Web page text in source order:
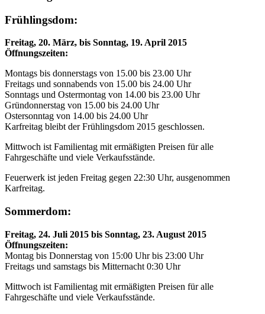
Frühlingsdom:
Freitag, 20. März, bis Sonntag, 19. April 2015
Öffnungszeiten:
Montags bis donnerstags von 15.00 bis 23.00 Uhr
Freitags und sonnabends von 15.00 bis 24.00 Uhr
Sonntags und Ostermontag von 14.00 bis 23.00 Uhr
Gründonnerstag von 15.00 bis 24.00 Uhr
Ostersonntag von 14.00 bis 24.00 Uhr
Karfreitag bleibt der Frühlingsdom 2015 geschlossen.
Mittwoch ist Familientag mit ermäßigten Preisen für alle
Fahrgeschäfte und viele Verkaufsstände.
Feuerwerk ist jeden Freitag gegen 22:30 Uhr, ausgenommen
Karfreitag.
Sommerdom:
Freitag, 24. Juli 2015 bis Sonntag, 23. August 2015
Öffnungszeiten:
Montag bis Donnerstag von 15:00 Uhr bis 23:00 Uhr
Freitags und samstags bis Mitternacht 0:30 Uhr
Mittwoch ist Familientag mit ermäßigten Preisen für alle
Fahrgeschäfte und viele Verkaufsstände.